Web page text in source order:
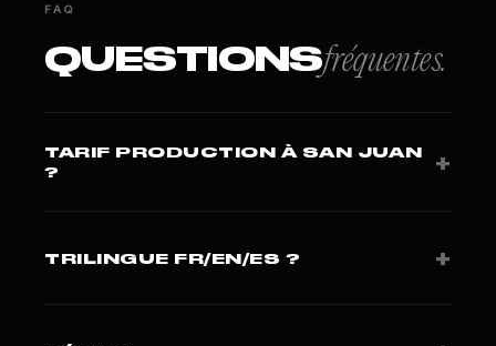
FAQ
QUESTIONSfréquentes.
TARIF PRODUCTION À SAN JUAN
?
+
TRILINGUE FR/EN/ES ? +